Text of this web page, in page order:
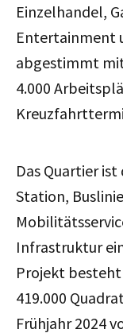
Einzelhandel,
Entertainment
abgestimmt
4.000
Das Quartier
Station,
Infrastruktur
Projekt besteht
419.000
Frühjahr 2024